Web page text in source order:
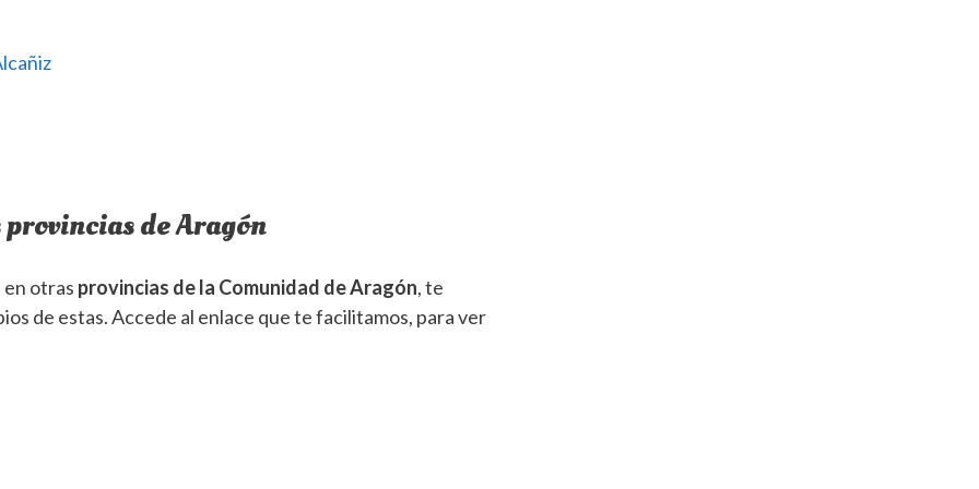
de Aragón
otras provincias de la Comunidad de Aragón, te
de estas. Accede al enlace que te facilitamos, para ver